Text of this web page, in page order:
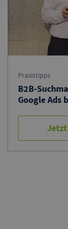
Praxistipps
B2B-
Google Ads
Jetzt